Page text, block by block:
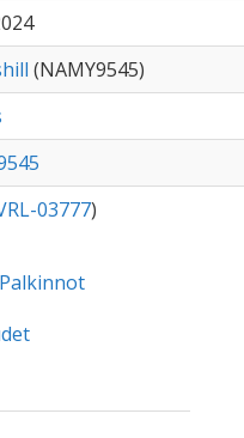
(NAMY9545)
03777)
Palkinnot